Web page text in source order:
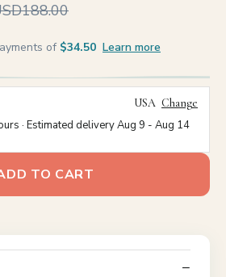
of $34.50 Learn more
USA Change
· Estimated deliveryAug 9 - Aug 14
TO CART